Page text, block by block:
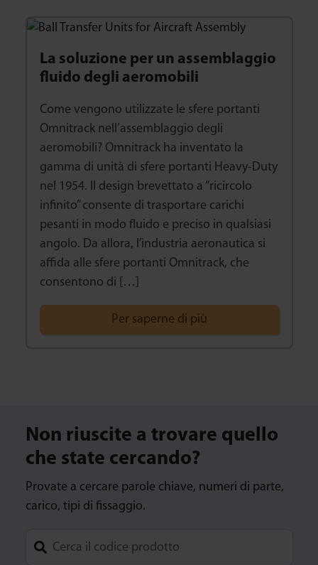
La soluzione per un assemblaggio
fluido degli aeromobili
Come vengono utilizzate le sfere portanti
Omnitrack nell’assemblaggio degli
aeromobili? Omnitrack ha inventato la
gamma di unità di sfere portanti Heavy-Duty
nel 1954. Il design brevettato a “ricircolo
infinito” consente di trasportare carichi
pesanti in modo fluido e preciso in qualsiasi
angolo. Da allora, l’industria aeronautica si
affida alle sfere portanti Omnitrack, che
consentono di […]
Per saperne di più
Non riuscite a trovare quello
che state cercando?
Provate a cercare parole chiave, numeri di parte,
carico, tipi di fissaggio.